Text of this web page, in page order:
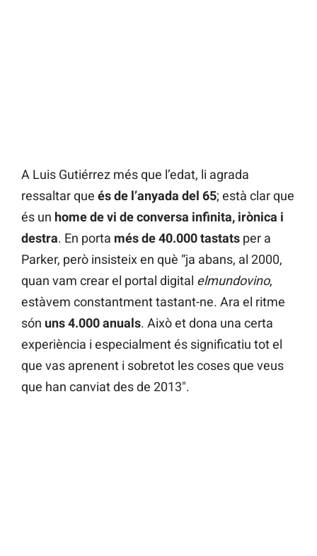
A Luis Gutiérrez més que l’edat, li agrada
ressaltar que és de l’anyada del 65; està clar que
és un home de vi de conversa infinita, irònica i
destra. En porta més de 40.000 tastats per a
Parker, però insisteix en què “ja abans, al 2000,
quan vam crear el portal digital elmundovino,
estàvem constantment tastant-ne. Ara el ritme
són uns 4.000 anuals. Això et dona una certa
experiència i especialment és significatiu tot el
que vas aprenent i sobretot les coses que veus
que han canviat des de 2013″.